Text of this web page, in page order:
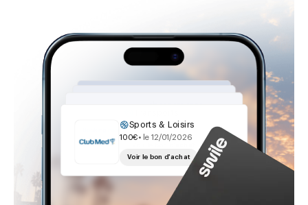
Transports
100€• le 12/01/2026
Voir le bon d'achat
Voir le bon d'achat
Voir le bon d'achat
100€•le 12/01/2026